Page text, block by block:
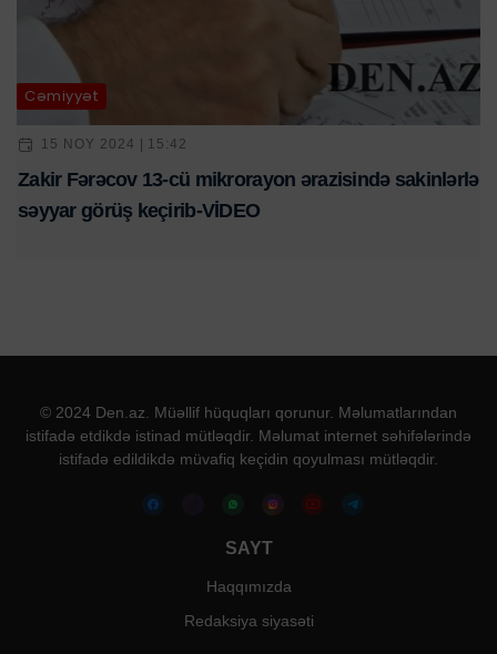
Cəmiyyət
15 NOY 2024 | 15:42
Zakir Fərəcov 13-cü mikrorayon ərazisində sakinlərlə
səyyar görüş keçirib-VİDEO
© 2024 Den.az. Müəllif hüquqları qorunur. Məlumatlarından
istifadə etdikdə istinad mütləqdir. Məlumat internet səhifələrində
istifadə edildikdə müvafiq keçidin qoyulması mütləqdir.
SAYT
Haqqımızda
Redaksiya siyasəti